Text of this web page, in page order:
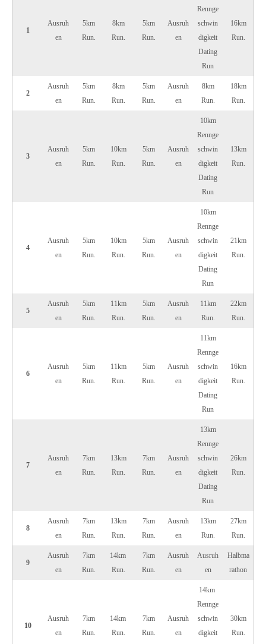
1
Ausruh
en
5km
Run.
8km
Run.
5km
Run.
Ausruh
en
Rennge
schwin
digkeit
Dating
Run
16km
Run.
2
Ausruh
en
5km
Run.
8km
Run.
5km
Run.
Ausruh
en
8km
Run.
18km
Run.
3
Ausruh
en
5km
Run.
10km
Run.
5km
Run.
Ausruh
en
10km
Rennge
schwin
digkeit
Dating
Run
13km
Run.
4
Ausruh
en
5km
Run.
10km
Run.
5km
Run.
Ausruh
en
10km
Rennge
schwin
digkeit
Dating
Run
21km
Run.
5
Ausruh
en
5km
Run.
11km
Run.
5km
Run.
Ausruh
en
11km
Run.
22km
Run.
6
Ausruh
en
5km
Run.
11km
Run.
5km
Run.
Ausruh
en
11km
Rennge
schwin
digkeit
Dating
Run
16km
Run.
7
Ausruh
en
7km
Run.
13km
Run.
7km
Run.
Ausruh
en
13km
Rennge
schwin
digkeit
Dating
Run
26km
Run.
8
Ausruh
en
7km
Run.
13km
Run.
7km
Run.
Ausruh
en
13km
Run.
27km
Run.
9
Ausruh
en
7km
Run.
14km ​​
Run.
7km
Run.
Ausruh
en
Ausruh
en
Halbma
rathon
10
Ausruh
en
7km
Run.
14km ​​
Run.
7km
Run.
Ausruh
en
14km ​​
Rennge
schwin
digkeit
30km
Run.